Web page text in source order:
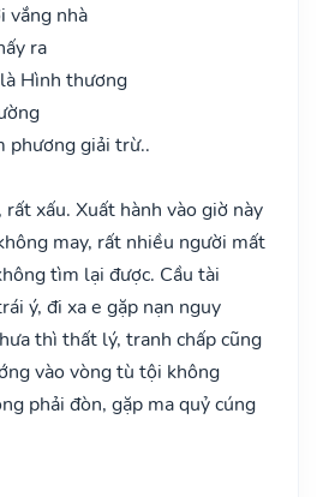
vắng nhà
ra
Hình thương
phương giải trừ..
xấu. Xuất hành vào giờ này
may, rất nhiều người mất
tìm lại được. Cầu tài
ý, đi xa e gặp nạn nguy
thì thất lý, tranh chấp cũng
vào vòng tù tội không
phải đòn, gặp ma quỷ cúng